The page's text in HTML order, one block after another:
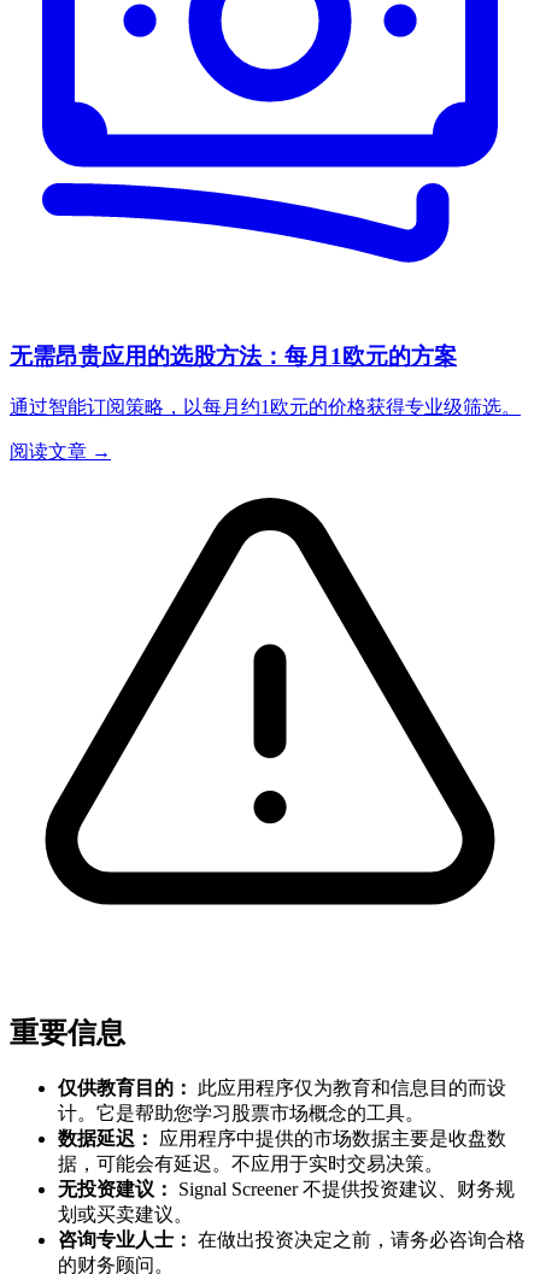
无需昂贵应用的选股方法：每月1欧元的方案
通过智能订阅策略，以每月约1欧元的价格获得专业级筛选。
阅读文章 →
重要信息
仅供教育目的：
此应用程序仅为教育和信息目的而设
计。它是帮助您学习股票市场概念的工具。
数据延迟：
应用程序中提供的市场数据主要是收盘数
据，可能会有延迟。不应用于实时交易决策。
无投资建议：
Signal Screener 不提供投资建议、财务规
划或买卖建议。
咨询专业人士： 在做出投资决定之前，请务必咨询合格
的财务顾问。